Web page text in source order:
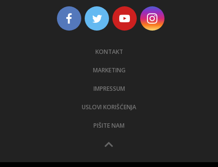
KONTAKT
MARKETING
IMPRESSUM
USLOVI KORIŠĆENJA
PIŠITE NAM